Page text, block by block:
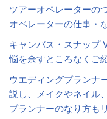
ツアーオペレーターの
オペレーターの仕事・
キャンバス・スナップ
悩を余すところなくご
ウエディングプランナ
説し、メイクやネイル
プランナーのなり方も